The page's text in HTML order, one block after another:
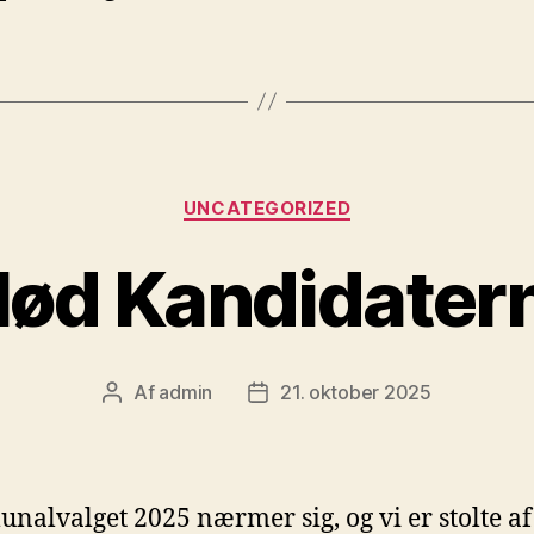
Kategorier
UNCATEGORIZED
Indlægsforfatter
Af admin Indlægsdato
21. oktober 2025
2025 nærmer sig, og vi er stolte